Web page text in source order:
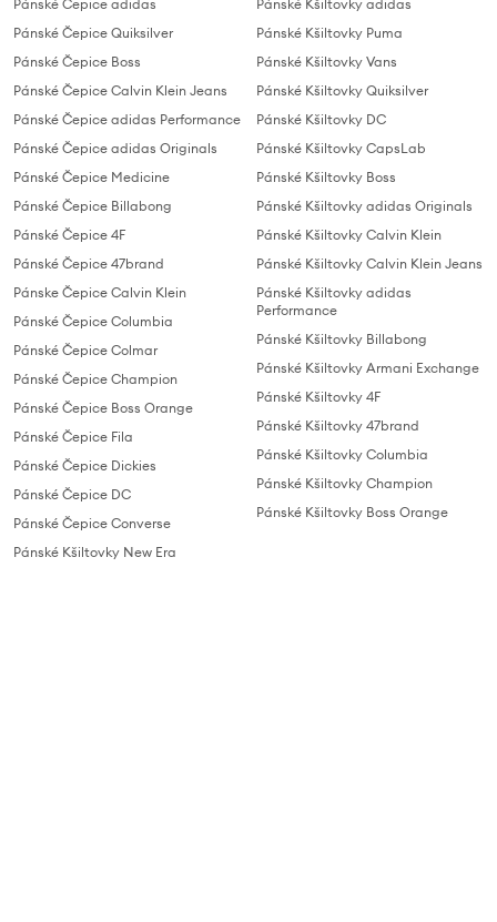
Pánské Čepice adidas
Pánské Čepice Quiksilver
Pánské Čepice Boss
Pánské Čepice Calvin Klein Jeans
Pánské Čepice adidas Performance
Pánské Čepice adidas Originals
Pánské Čepice Medicine
Pánské Čepice Billabong
Pánské Čepice 4F
Pánské Čepice 47brand
Pánske Čepice Calvin Klein
Pánské Čepice Columbia
Pánské Čepice Colmar
Pánské Čepice Champion
Pánské Čepice Boss Orange
Pánské Čepice Fila
Pánské Čepice Dickies
Pánské Čepice DC
Pánské Čepice Converse
Pánské Kšiltovky New Era
Pánské Kšiltovky adidas
Pánské Kšiltovky Puma
Pánské Kšiltovky Vans
Pánské Kšiltovky Quiksilver
Pánské Kšiltovky DC
Pánské Kšiltovky CapsLab
Pánské Kšiltovky Boss
Pánské Kšiltovky adidas Originals
Pánské Kšiltovky Calvin Klein
Pánské Kšiltovky Calvin Klein Jeans
Pánské Kšiltovky adidas
Performance
Pánské Kšiltovky Billabong
Pánské Kšiltovky Armani Exchange
Pánské Kšiltovky 4F
Pánské Kšiltovky 47brand
Pánské Kšiltovky Columbia
Pánské Kšiltovky Champion
Pánské Kšiltovky Boss Orange